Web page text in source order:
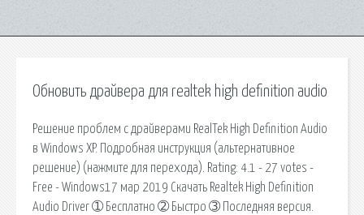
Обновить драйвера для realtek high definition audio
Решение проблем с драйверами RealTek High Definition Audio
в Windows XP. Подробная инструкция (альтернативное
решение) (нажмите для перехода). Rating: 4.1 - 27 votes -
Free - Windows17 мар 2019 Скачать Realtek High Definition
Audio Driver ➀ Бесплатно ➁ Быстро ➂ Последняя версия.